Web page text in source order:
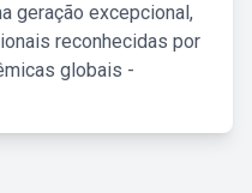
geração excepcional,
reconhecidas por
globais -